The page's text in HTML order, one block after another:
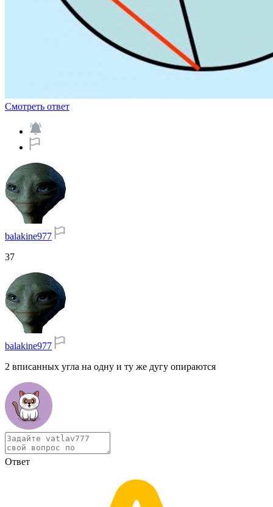
Смотреть ответ
balakine977
37
balakine977
2 вписанных угла на одну и ту же дугу опираются
Ответ